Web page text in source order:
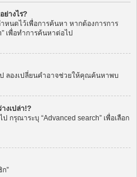
ย่างไร?
นดไว้เพื่อการค้นหา หากต้องการการ
เพื่อทำการค้นหาต่อไป
ลองเปลี่ยนคำอาจช่วยให้คุณค้นหาพบ
งเปล่า!?
รุณาระบุ “Advanced search” เพื่อเลือก
”